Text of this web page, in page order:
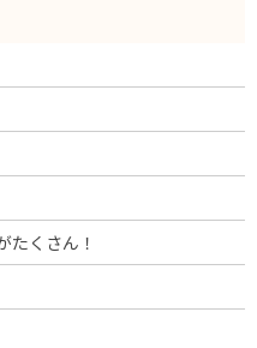
たくさん！